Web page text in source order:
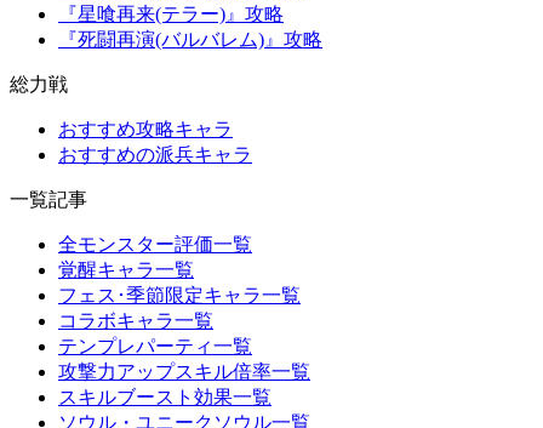
『星喰再来(テラー)』攻略
『死闘再演(バルバレム)』攻略
総力戦
おすすめ攻略キャラ
おすすめの派兵キャラ
一覧記事
全モンスター評価一覧
覚醒キャラ一覧
フェス･季節限定キャラ一覧
コラボキャラ一覧
テンプレパーティ一覧
攻撃力アップスキル倍率一覧
スキルブースト効果一覧
ソウル・ユニークソウル一覧